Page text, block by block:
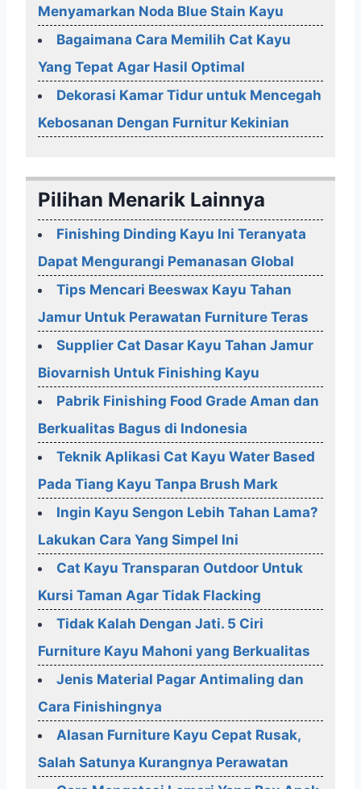
Menyamarkan Noda Blue Stain Kayu
Bagaimana Cara Memilih Cat Kayu
Yang Tepat Agar Hasil Optimal
Dekorasi Kamar Tidur untuk Mencegah
Kebosanan Dengan Furnitur Kekinian
Pilihan Menarik Lainnya
Finishing Dinding Kayu Ini Teranyata
Dapat Mengurangi Pemanasan Global
Tips Mencari Beeswax Kayu Tahan
Jamur Untuk Perawatan Furniture Teras
Supplier Cat Dasar Kayu Tahan Jamur
Biovarnish Untuk Finishing Kayu
Pabrik Finishing Food Grade Aman dan
Berkualitas Bagus di Indonesia
Teknik Aplikasi Cat Kayu Water Based
Pada Tiang Kayu Tanpa Brush Mark
Ingin Kayu Sengon Lebih Tahan Lama?
Lakukan Cara Yang Simpel Ini
Cat Kayu Transparan Outdoor Untuk
Kursi Taman Agar Tidak Flacking
Tidak Kalah Dengan Jati. 5 Ciri
Furniture Kayu Mahoni yang Berkualitas
Jenis Material Pagar Antimaling dan
Cara Finishingnya
Alasan Furniture Kayu Cepat Rusak,
Salah Satunya Kurangnya Perawatan